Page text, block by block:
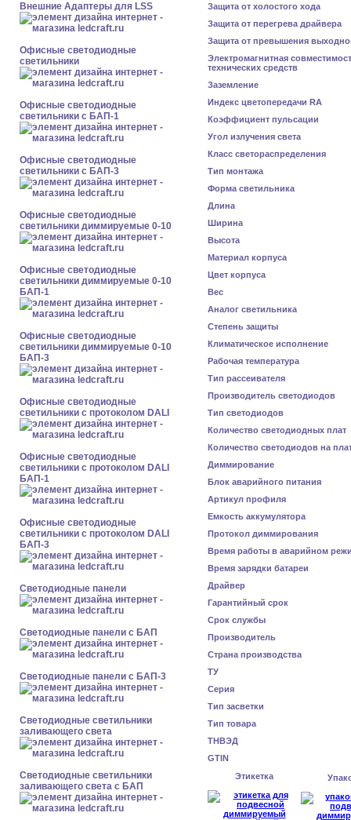
Внешние Адаптеры для LSS
Офисные светодиодные
светильники
Офисные светодиодные
светильники с БАП-1
Офисные светодиодные
светильники с БАП-3
Офисные светодиодные
светильники диммируемые 0-10
Офисные светодиодные
светильники диммируемые 0-10
БАП-1
Офисные светодиодные
светильники диммируемые 0-10
БАП-3
Офисные светодиодные
светильники с протоколом DALI
Офисные светодиодные
светильники с протоколом DALI
БАП-1
Офисные светодиодные
светильники с протоколом DALI
БАП-3
Cветодиодные панели
Cветодиодные панели с БАП
Cветодиодные панели с БАП-3
Светодиодные светильники
заливающего света
Светодиодные светильники
заливающего света с БАП
Защита от холостого хода
Защита от перегрева драйвера
Защита от превышения
Электромагнитная
технических средств
Заземление
Индекс цветопередачи RA
Коэффициент пульсации
Угол излучения света
Класс светораспределения
Тип монтажа
Форма светильника
Длина
Ширина
Высота
Материал корпуса
Цвет корпуса
Вес
Аналог светильника
Степень защиты
Климатическое исполнение
Рабочая температура
Тип рассеивателя
Производитель светодиодов
Тип светодиодов
Количество светодиодных плат
Количество светодиодов на
Диммирование
Блок аварийного питания
Артикул профиля
Емкость аккумулятора
Протокол диммирования
Время работы в аварийном
Время зарядки батареи
Драйвер
Гарантийный срок
Срок службы
Производитель
Страна производства
ТУ
Серия
Тип засветки
Тип товара
ТНВЭД
GTIN
Этикетка